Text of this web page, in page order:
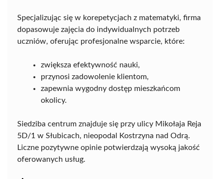
Specjalizując się w korepetycjach z matematyki, firma
dopasowuje zajęcia do indywidualnych potrzeb
uczniów, oferując profesjonalne wsparcie, które:
zwiększa efektywność nauki,
przynosi zadowolenie klientom,
zapewnia wygodny dostęp mieszkańcom
okolicy.
Siedziba centrum znajduje się przy ulicy Mikołaja Reja
5D/1 w Słubicach, nieopodal Kostrzyna nad Odrą.
Liczne pozytywne opinie potwierdzają wysoką jakość
oferowanych usług.